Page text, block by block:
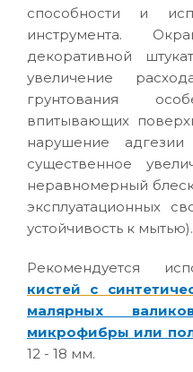
способности и
инструмента.
декоративной
увеличение
грунтования
впитывающих
нарушение
существенное
неравномерный
эксплуатационных
устойчивость к мытью).
Рекомендуется
кистей с
малярных
микрофибры или
12 - 18 мм.